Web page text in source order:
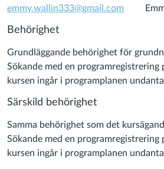
emmy.wallin333@gmail.com
Behörighet
Grundläggande behörighet för
Sökande med en programregistrering
kursen ingår i programplanen
Särskild behörighet
Samma behörighet som det
Sökande med en programregistrering
kursen ingår i programplanen